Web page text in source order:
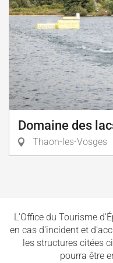
Domaine des
Thaon-les-Vosges
L'Office du Tourisme
en cas d'incident et
les structures citées
pourra être